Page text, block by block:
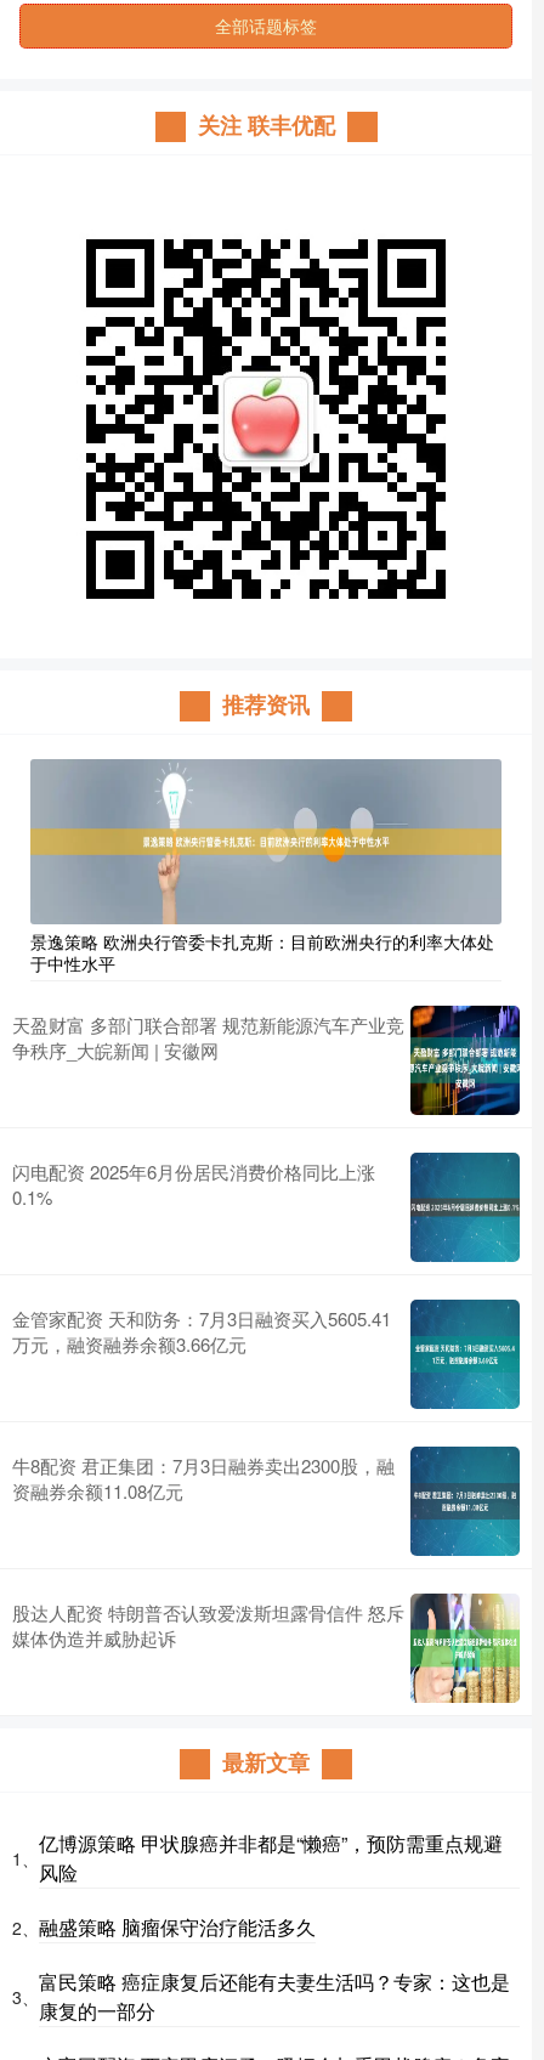
全部话题标签
关注 联丰优配
推荐资讯
景逸策略 欧洲央行管委卡扎克斯：目前欧洲央行的利率大体处
于中性水平
天盈财富 多部门联合部署 规范新能源汽车产业竞
争秩序_大皖新闻 | 安徽网
闪电配资 2025年6月份居民消费价格同比上涨
0.1%
金管家配资 天和防务：7月3日融资买入5605.41
万元，融资融券余额3.66亿元
牛8配资 君正集团：7月3日融券卖出2300股，融
资融券余额11.08亿元
股达人配资 特朗普否认致爱泼斯坦露骨信件 怒斥
媒体伪造并威胁起诉
最新文章
1、
亿博源策略 甲状腺癌并非都是“懒癌”，预防需重点规避
风险
2、 融盛策略 脑瘤保守治疗能活多久
3、
富民策略 癌症康复后还能有夫妻生活吗？专家：这也是
康复的一部分